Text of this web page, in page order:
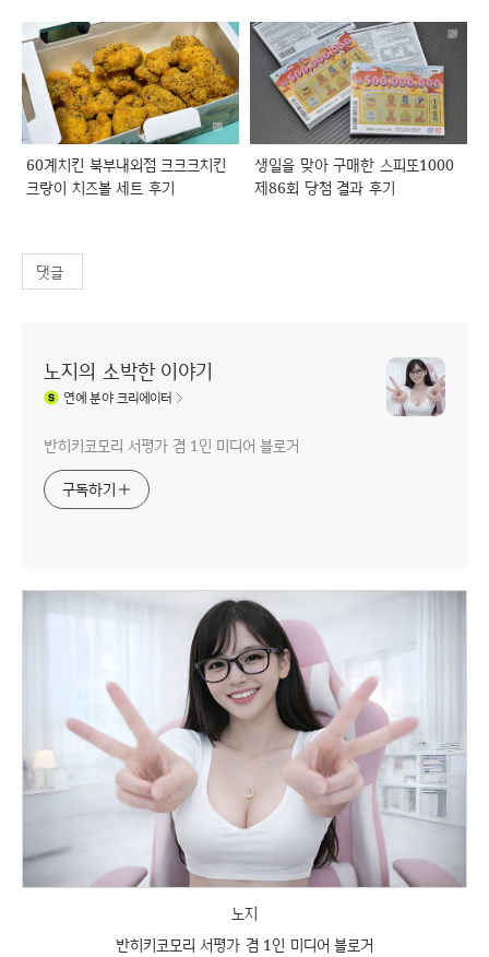
60계치킨 북부내외점 크크크치킨
크랑이 치즈볼 세트 후기
생일을 맞아 구매한 스피또1000
제86회 당첨 결과 후기
댓글
노지의 소박한 이야기
연예분야 크리에이터
반히키코모리 서평가 겸 1인 미디어 블로거
구독하기
노지
반히키코모리 서평가 겸 1인 미디어 블로거